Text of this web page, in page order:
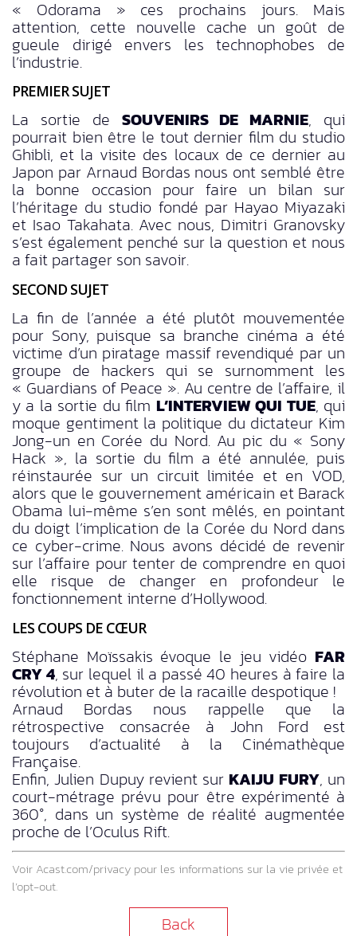
« Odorama » ces prochains jours. Mais
attention, cette nouvelle cache un goût de
gueule dirigé envers les technophobes de
l’industrie.
PREMIER SUJET
La sortie de SOUVENIRS DE MARNIE, qui
pourrait bien être le tout dernier film du studio
Ghibli, et la visite des locaux de ce dernier au
Japon par Arnaud Bordas nous ont semblé être
la bonne occasion pour faire un bilan sur
l’héritage du studio fondé par Hayao Miyazaki
et Isao Takahata. Avec nous, Dimitri Granovsky
s’est également penché sur la question et nous
a fait partager son savoir.
SECOND SUJET
La fin de l’année a été plutôt mouvementée
pour Sony, puisque sa branche cinéma a été
victime d’un piratage massif revendiqué par un
groupe de hackers qui se surnomment les
« Guardians of Peace ». Au centre de l’affaire, il
y a la sortie du film L’INTERVIEW QUI TUE, qui
moque gentiment la politique du dictateur Kim
Jong-un en Corée du Nord. Au pic du « Sony
Hack », la sortie du film a été annulée, puis
réinstaurée sur un circuit limitée et en VOD,
alors que le gouvernement américain et Barack
Obama lui-même s’en sont mêlés, en pointant
du doigt l’implication de la Corée du Nord dans
ce cyber-crime. Nous avons décidé de revenir
sur l’affaire pour tenter de comprendre en quoi
elle risque de changer en profondeur le
fonctionnement interne d’Hollywood.
LES COUPS DE CŒUR
Stéphane Moïssakis évoque le jeu vidéo FAR
CRY 4, sur lequel il a passé 40 heures à faire la
révolution et à buter de la racaille despotique !
Arnaud Bordas nous rappelle que la
rétrospective consacrée à John Ford est
toujours d’actualité à la Cinémathèque
Française.
Enfin, Julien Dupuy revient surKAIJU FURY, un
court-métrage prévu pour être expérimenté à
360°, dans un système de réalité augmentée
proche de l’Oculus Rift.
Voir Acast.com/privacy pour les informations sur la vie privée et
l’opt-out.
Back